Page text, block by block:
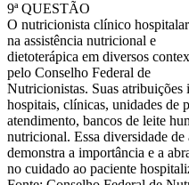
9ª QUESTÃO
O nutricionista clínico
na assistência nutricional e
dietoterápica em diversos
pelo Conselho Federal de
Nutricionistas. Suas atribuições
hospitais, clínicas, unidades de
atendimento, bancos de leite
nutricional. Essa diversidade de
demonstra a importância e a
no cuidado ao paciente